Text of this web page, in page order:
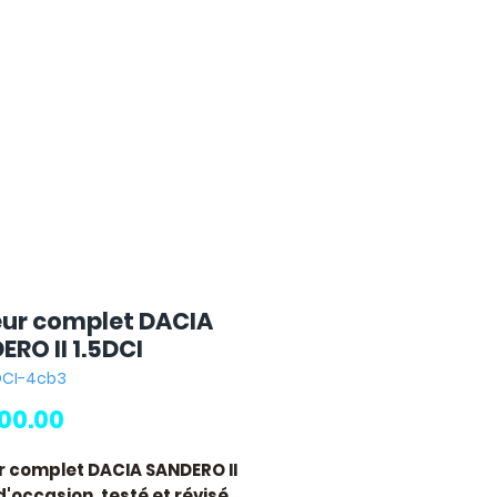
complet DACIA
II 1.5DCI
4cb3
DACIA SANDERO II